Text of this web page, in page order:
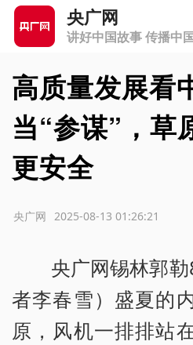
央广网
讲好中国故事 传播中
高质量发展看
当“参谋”，草
更安全
2025-08-13 01:26:21
央广网
央广网锡林郭
者李春雪）盛夏的
原，风机一排排站